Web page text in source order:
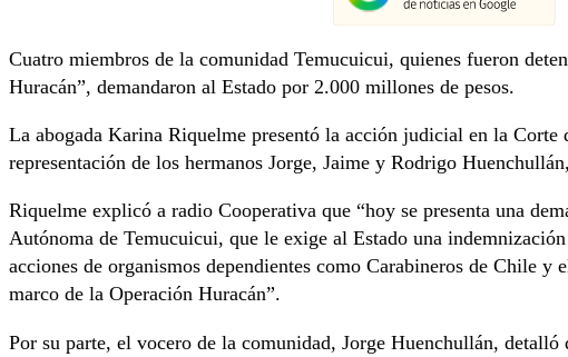
Cuatro miembros de la comunidad Temucuicui, quienes fueron
Huracán”, demandaron al Estado por 2.000 millones de pesos.
La abogada Karina Riquelme presentó la acción judicial en la Corte
representación de los hermanos Jorge, Jaime y Rodrigo
Riquelme explicó a radio Cooperativa que “hoy se presenta una
Autónoma de Temucuicui, que le exige al Estado una
acciones de organismos dependientes como Carabineros de Chile
marco de la Operación Huracán”.
Por su parte, el vocero de la comunidad, Jorge Huenchullán, detalló